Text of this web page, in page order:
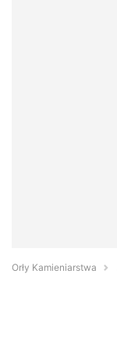
Orły Kamieniarstwa